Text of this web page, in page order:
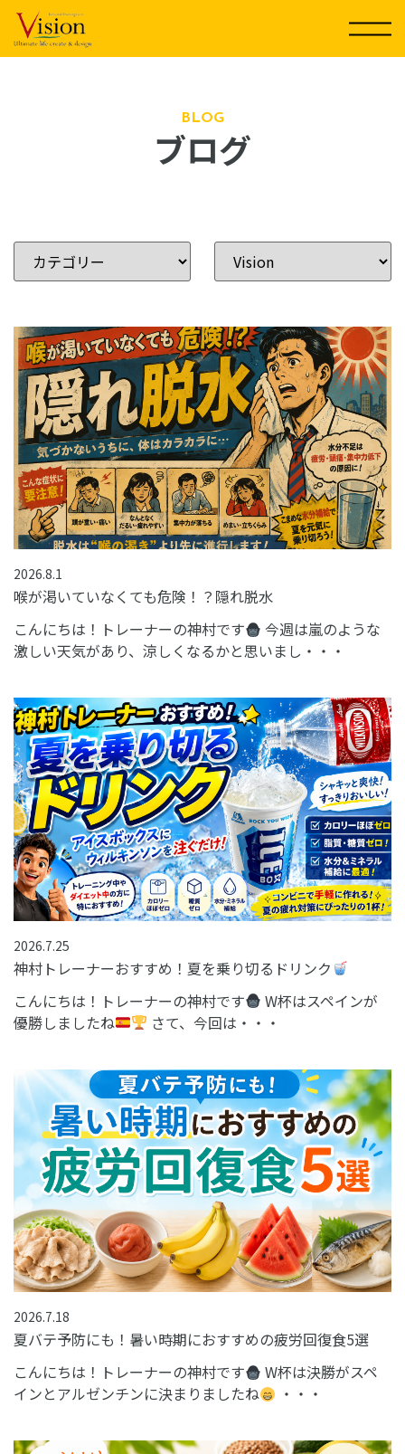
テ
BLOG
ブログ
2026.8.1
喉が渇いていなくても危険！？隠れ脱水
こんにちは！トレーナーの神村です
今週は嵐のような
激しい天気があり、涼しくなるかと思いまし・・・
2026.7.25
神村トレーナーおすすめ！夏を乗り切るドリンク
こんにちは！トレーナーの神村です
W杯はスペインが
優勝しましたね
さて、今回は・・・
2026.7.18
夏バテ予防にも！暑い時期におすすめの疲労回復食5選
こんにちは！トレーナーの神村です
W杯は決勝がスペ
インとアルゼンチンに決まりましたね
・・・